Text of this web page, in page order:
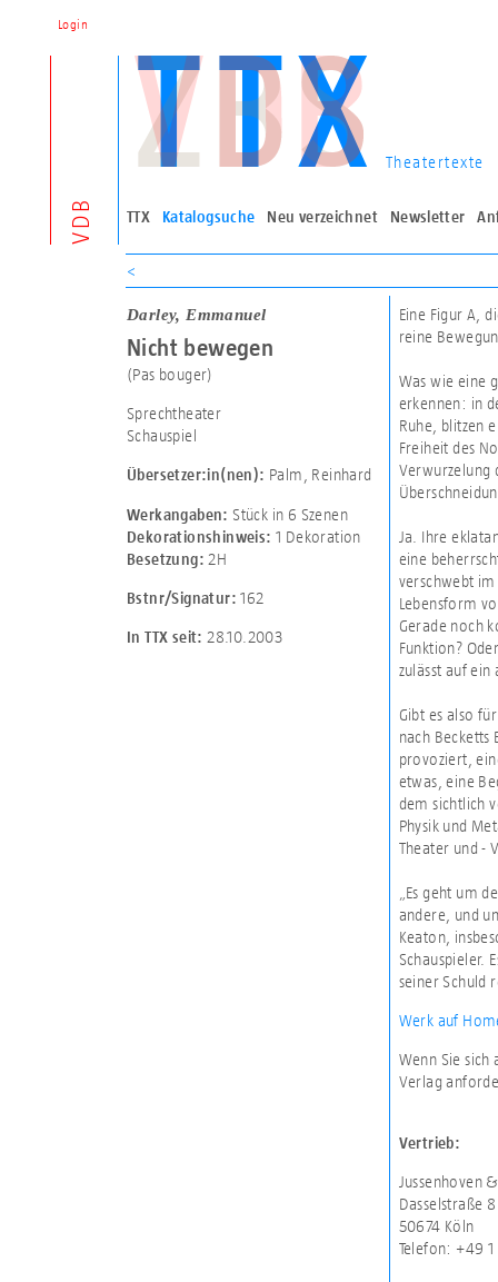
VDB
Theatertexte
TTX Katalogsuche Neu verzeichnet Newsletter
Login
<
Darley, Emmanuel
Nicht bewegen
(Pas bouger)
Sprechtheater
Schauspiel
Übersetzer:in(nen): Palm, Reinhard
Werkangaben: Stück in 6 Szenen
Dekorationshinweis: 1 Dekoration
Besetzung: 2H
Bstnr/Signatur: 162
In TTX seit: 28.10.2003
Eine Figur A,
reine
Was wie eine
erkennen: in
Ruhe, blitzen
Freiheit des
Verwurzelung
Ja. Ihre
eine
verschwebt
Lebensform
Gerade noch
Funktion?
zulässt auf ein
Gibt es also
nach Becketts
provoziert,
etwas, eine
dem sichtlich
Physik und
Theater und -
„Es geht um
andere, und
Keaton,
Schauspieler.
seiner Schuld
Werk auf
Wenn Sie sich
Verlag
Vertrieb:
Jussenhoven
Dasselstraße 8
50674 Köln
Telefon: +49 1